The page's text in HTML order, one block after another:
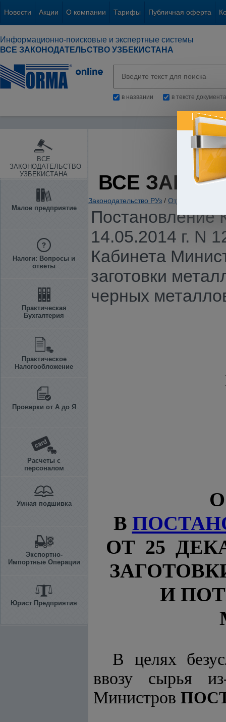
Новости Акции О компании Тарифы Публичная оферта
Информационно-поисковые и экспертные системы
ВСЕ ЗАКОНОДАТЕЛЬСТВО УЗБЕКИСТАНА
в названии в тексте документа
ВСЕ
ЗАКОНОДАТЕЛЬСТВО
УЗБЕКИСТАНА
Малое предприятие
Налоги: Вопросы и
ответы
Практическая
Бухгалтерия
Практическое
Налогообложение
Проверки от А до Я
Расчеты с
персоналом
Умная подшивка
Экспортно-
Импортные Операции
Юрист Предприятия
ВСЕ
Законодательство РУз / Отдельные
Постановление
14.05.2014 г. N
Кабинета
заготовки
черных
В
ОТ 25
И
В целях
ввозу сырья
Министров